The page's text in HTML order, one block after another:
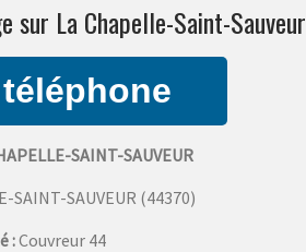
sur La Chapelle-Saint-Sauveur
SAINT-SAUVEUR
SAINT-SAUVEUR (44370)
:Couvreur 44